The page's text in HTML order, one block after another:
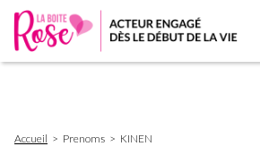
d'Ariane
Accueil Prenoms KINEN